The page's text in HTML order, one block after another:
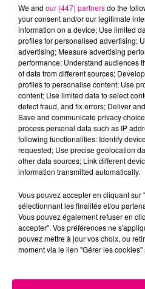
Cancer Lion
Balance
Capricorne
We and our (447) partnersdo the
your consent and/or our legitimate
information on a device; Use limited
profiles for personalised advertising;
advertising; Measure advertising
performance; Understand audiences
of data from different sources;
profiles to personalise content; Use
content; Use limited data to select
detect fraud, and fix errors; Deliver
Save and communicate privacy
process personal data such as IP
following functionalities: Identify
requested; Use precise geolocation
other data sources; Link different
information transmitted automatically.
Vous pouvez accepter en cliquant sur
sélectionnant les finalités et/ou
Vous pouvez également refuser en
accepter". Vos préférences ne
pouvez mettre à jour vos choix, ou
moment via le lien "Gérer les